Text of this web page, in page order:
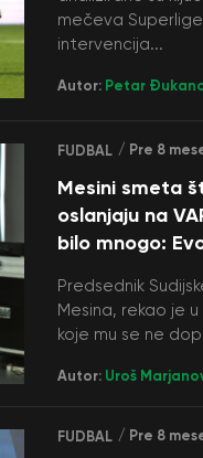
mečeva
intervencija...
Autor: Petar
FUDBAL / Pre 8
Mesini smeta
oslanjaju na
bilo mnogo:
Predsednik
Mesina, rekao je
koje mu se ne
Autor: Uroš
FUDBAL / Pre 8